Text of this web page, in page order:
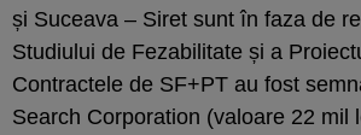
și Suceava – Siret sunt în faza de
Studiului de Fezabilitate și a
Contractele de SF+PT au fost
Search Corporation (valoare 22 mil